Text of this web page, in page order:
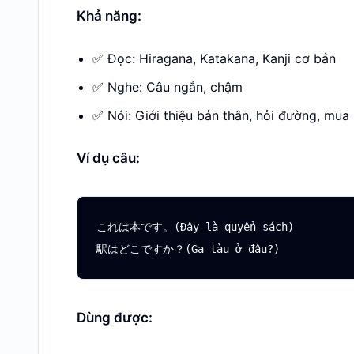
Khả năng:
✅ Đọc: Hiragana, Katakana, Kanji cơ bản
✅ Nghe: Câu ngắn, chậm
✅ Nói: Giới thiệu bản thân, hỏi đường, mua
Ví dụ câu:
これは本です。(Đây là quyển sách)
Dùng được: